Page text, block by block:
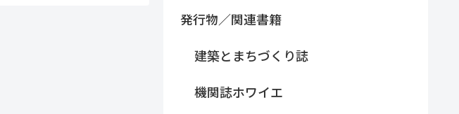
発行物／関連書籍
建築とまちづくり誌
機関誌ホワイエ